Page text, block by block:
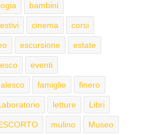
bambini
cinema corsi
escursione estate
eventi
famiglie finero
letture Libri
mulino Museo